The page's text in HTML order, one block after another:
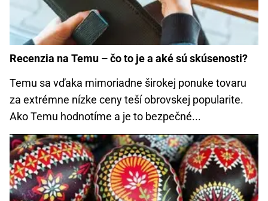
Recenzia na Temu – čo to je a aké sú skúsenosti?
Temu sa vďaka mimoriadne širokej ponuke tovaru
za extrémne nízke ceny teší obrovskej popularite.
Ako Temu hodnotíme a je to bezpečné...